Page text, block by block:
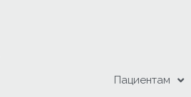
Пациентам